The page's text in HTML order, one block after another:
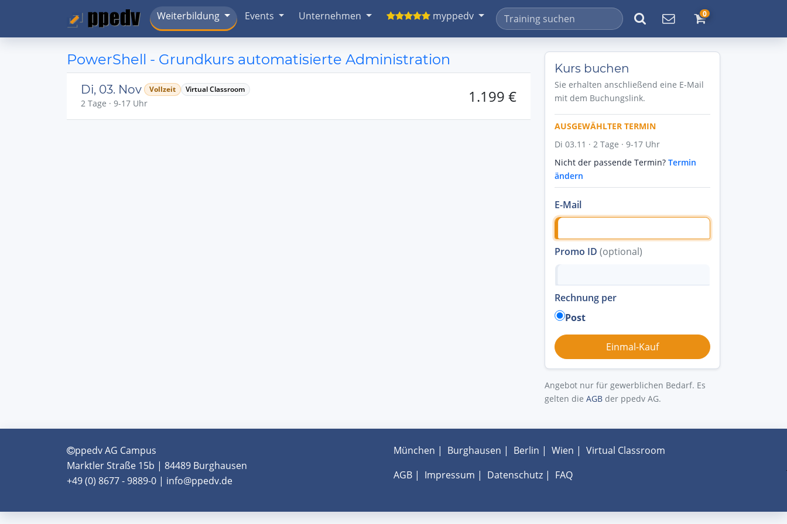
Weiterbildung Events Unternehmen myppedv 0
PowerShell - Grundkurs automatisierte Administration
Di, 03. Nov Vollzeit Virtual Classroom
2 Tage · 9-17 Uhr 1.199 €
Kurs buchen
Sie erhalten anschließend eine E-Mail
mit dem Buchungslink.
AUSGEWÄHLTER TERMIN
Di 03.11 · 2 Tage · 9-17 Uhr
Nicht der passende Termin? Termin
ändern
E-Mail
Promo ID (optional)
Rechnung per
Post
Angebot nur für gewerblichen Bedarf. Es
gelten die AGB der ppedv AG.
ppedv AG Campus
Marktler Straße 15b | 84489 Burghausen
+49 (0) 8677 - 9889-0 | info@ppedv.de
München | Burghausen | Berlin | Wien | Virtual Classroom
AGB| Impressum | Datenschutz| FAQ